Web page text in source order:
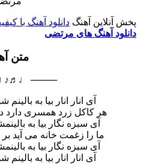
پخش آنلاین آهنگ دانلود آهنگ با کیفیت
دانلود آهنگ های مرتضی
متن
────
آی انار انار بیا به بالینم
هر کاکل زرد همسری دارد
آی سبزه نگار بیا به
ما را زغمت خانه می آید
آی سبزه نگار بیا به
آی انار انار بیا به بالینم